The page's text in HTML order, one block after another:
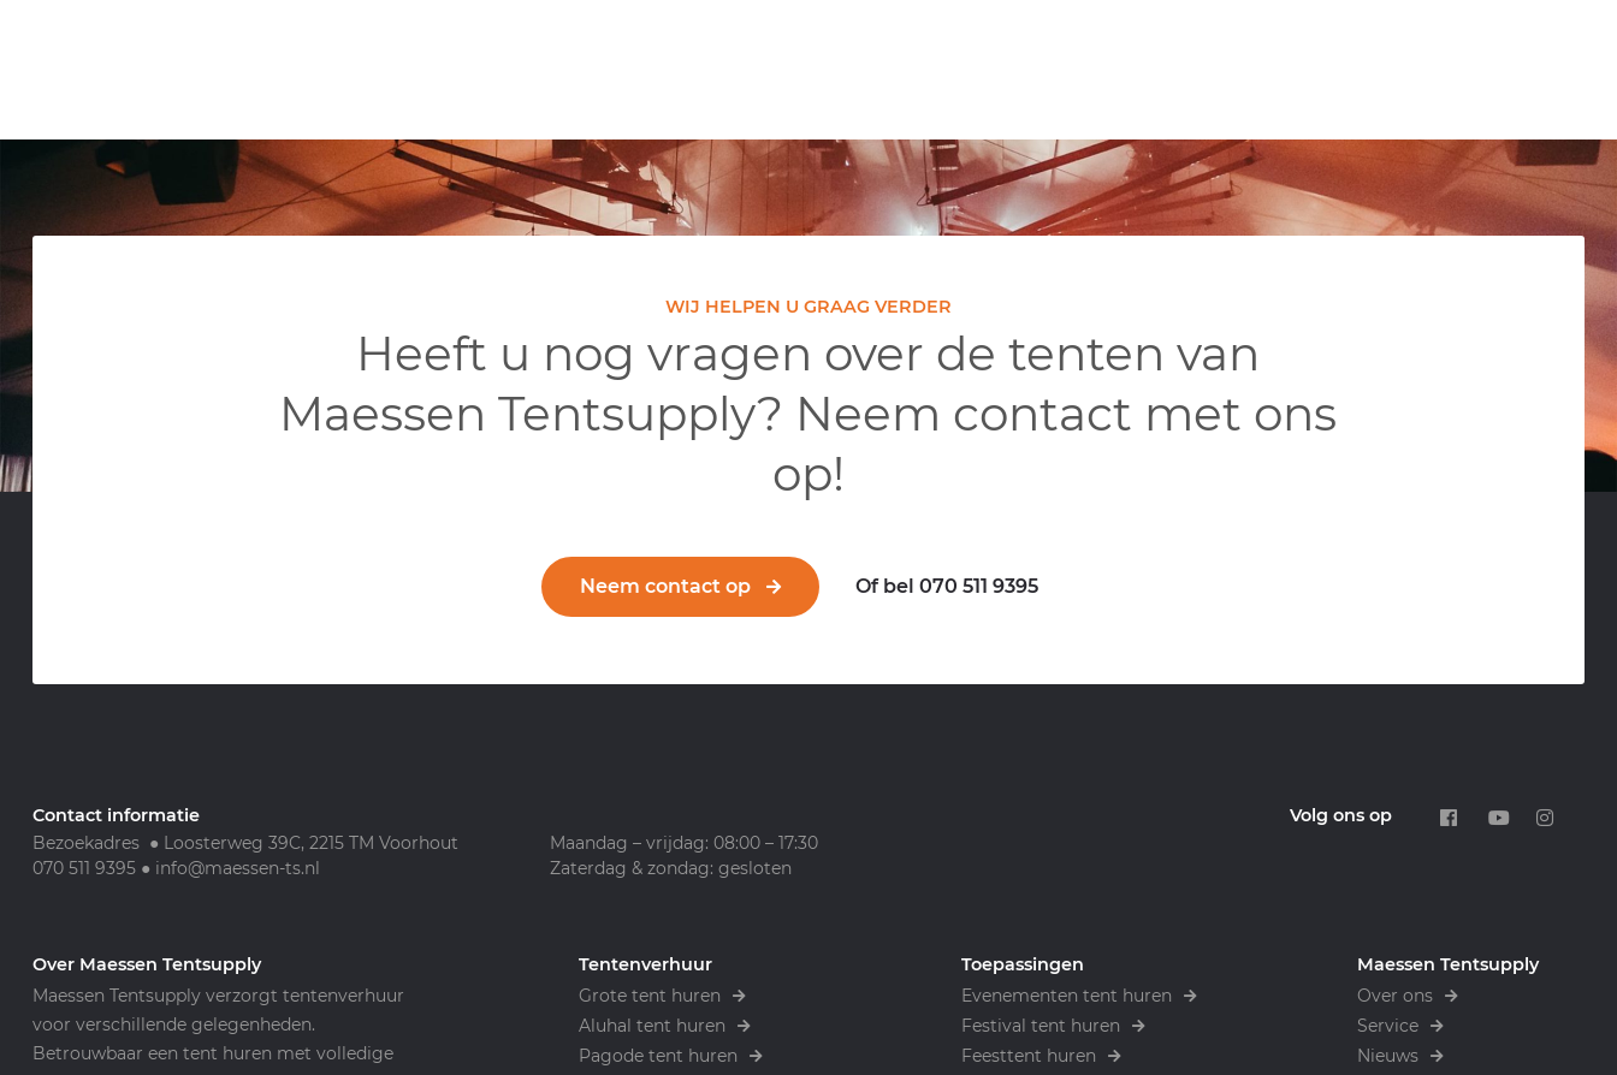
WIJ HELPEN U GRAAG VERDER
Heeft u nog vragen over de tenten van
Maessen Tentsupply? Neem contact met ons
op!
Neem contact op Of bel 070 511 9395
Contact informatie
Bezoekadres ● Loosterweg 39C, 2215 TM Voorhout
070 511 9395● info@maessen-ts.nl
Maandag – vrijdag: 08:00 – 17:30
Zaterdag & zondag: gesloten
Volg ons op
Over Maessen Tentsupply
Maessen Tentsupply verzorgt tentenverhuur
voor verschillende gelegenheden.
Betrouwbaar een tent huren met volledige
Tentenverhuur
Grote tent huren
Aluhal tent huren
Pagode tent huren
Toepassingen
Evenementen tent huren
Festival tent huren
Feesttent huren
Maessen Tentsupply
Over ons
Service
Nieuws